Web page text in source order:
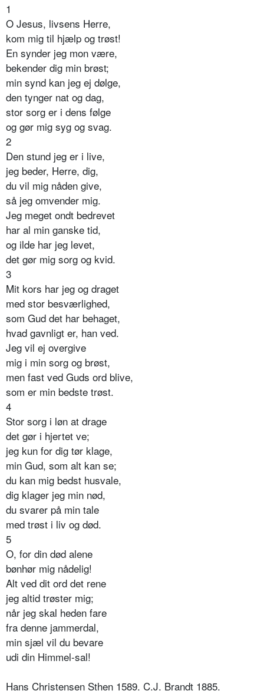
1
O Jesus, livsens Herre,
kom mig til hjælp og trøst!
En synder jeg mon være,
bekender dig min brøst;
min synd kan jeg ej dølge,
den tynger nat og dag,
stor sorg er i dens følge
og gør mig syg og svag.
2
Den stund jeg er i live,
jeg beder, Herre, dig,
du vil mig nåden give,
så jeg omvender mig.
Jeg meget ondt bedrevet
har al min ganske tid,
og ilde har jeg levet,
det gør mig sorg og kvid.
3
Mit kors har jeg og draget
med stor besværlighed,
som Gud det har behaget,
hvad gavnligt er, han ved.
Jeg vil ej overgive
mig i min sorg og brøst,
men fast ved Guds ord blive,
som er min bedste trøst.
4
Stor sorg i løn at drage
det gør i hjertet ve;
jeg kun for dig tør klage,
min Gud, som alt kan se;
du kan mig bedst husvale,
dig klager jeg min nød,
du svarer på min tale
med trøst i liv og død.
5
O, for din død alene
bønhør mig nådelig!
Alt ved dit ord det rene
jeg altid trøster mig;
når jeg skal heden fare
fra denne jammerdal,
min sjæl vil du bevare
udi din Himmel-sal!
Hans Christensen Sthen 1589. C.J. Brandt 1885.